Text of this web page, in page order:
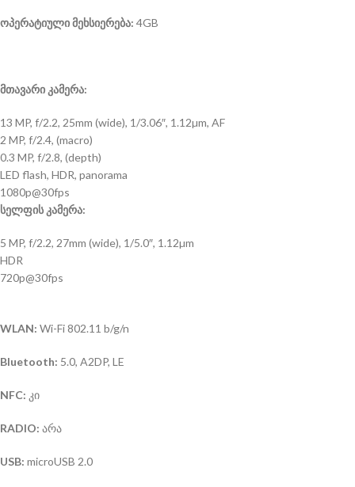
ოპერატიული მეხსიერება: 4GB
მთავარი კამერა:
13 MP, f/2.2, 25mm (wide), 1/3.06″, 1.12µm, AF
2 MP, f/2.4, (macro)
0.3 MP, f/2.8, (depth)
LED flash, HDR, panorama
1080p@30fps
სელფის კამერა:
5 MP, f/2.2, 27mm (wide), 1/5.0″, 1.12µm
HDR
720p@30fps
WLAN: Wi-Fi 802.11 b/g/n
Bluetooth: 5.0, A2DP, LE
NFC: კი
RADIO: არა
USB: microUSB 2.0